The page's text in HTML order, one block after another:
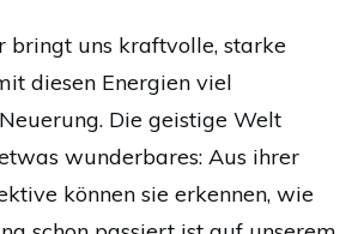
bringt uns kraftvolle, starke
diesen Energien viel
Die geistige Welt
wunderbares: Aus ihrer
können sie erkennen, wie